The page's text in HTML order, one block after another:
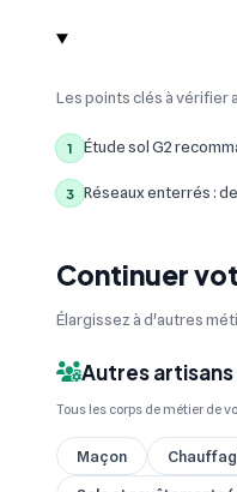
Les points clés à vérifier
1 Étude sol G2
3 Réseaux enterrés :
Continuer
Élargissez à d'autres
Autres
Tous les corps de métier de
Maçon